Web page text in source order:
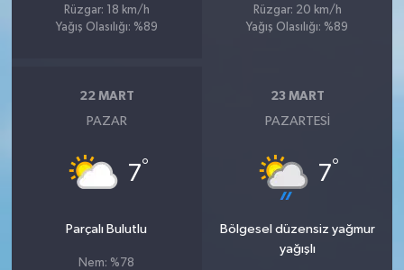
Rüzgar: 18 km/h
Yağış Olasılığı: %89
Rüzgar: 20 km/h
Yağış Olasılığı: %89
22 MART
PAZAR
7°
Parçalı Bulutlu
Nem: %78
23 MART
PAZARTESI
7°
Bölgesel düzensiz yağmur
yağışlı